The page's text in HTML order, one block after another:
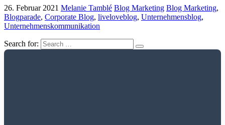
26. Februar 2021 Melanie Tamblé Blog Marketing Blog Marketing,
Blogparade, Corporate Blog, liveloveblog, Unternehmensblog,
Unternehmenskommunikation
Search for: